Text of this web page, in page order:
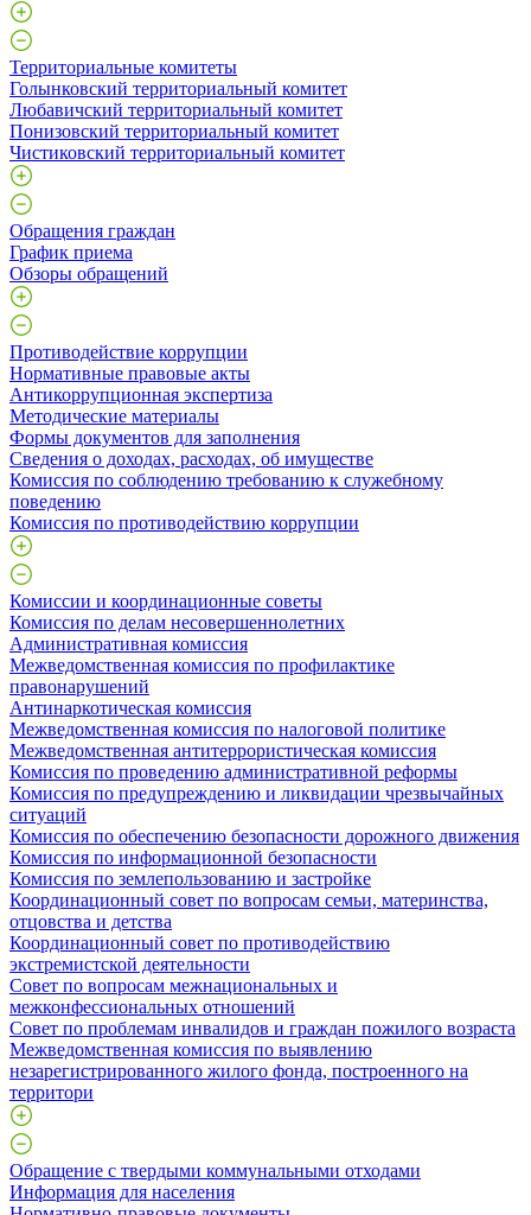
Территориальные комитеты
Голынковский территориальный комитет
Любавичский территориальный комитет
Понизовский территориальный комитет
Чистиковский территориальный комитет
Обращения граждан
График приема
Обзоры обращений
Противодействие коррупции
Нормативные правовые акты
Антикоррупционная экспертиза
Методические материалы
Формы документов для заполнения
Сведения о доходах, расходах, об имуществе
Комиссия по соблюдению требованию к служебному
поведению
Комиссия по противодействию коррупции
Комиссии и координационные советы
Комиссия по делам несовершеннолетних
Административная комиссия
Межведомственная комиссия по профилактике
правонарушений
Антинаркотическая комиссия
Межведомственная комиссия по налоговой политике
Межведомственная антитеррористическая комиссия
Комиссия по проведению административной реформы
Комиссия по предупреждению и ликвидации чрезвычайных
ситуаций
Комиссия по обеспечению безопасности дорожного движения
Комиссия по информационной безопасности
Комиссия по землепользованию и застройке
Координационный совет по вопросам семьи, материнства,
отцовства и детства
Координационный совет по противодействию
экстремистской деятельности
Совет по вопросам межнациональных и
межконфессиональных отношений
Совет по проблемам инвалидов и граждан пожилого возраста
Межведомственная комиссия по выявлению
незарегистрированного жилого фонда, построенного на
территори
Обращение с твердыми коммунальными отходами
Информация для населения